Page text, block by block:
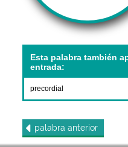
Esta palabra también
entrada:
precordial
palabra anterior